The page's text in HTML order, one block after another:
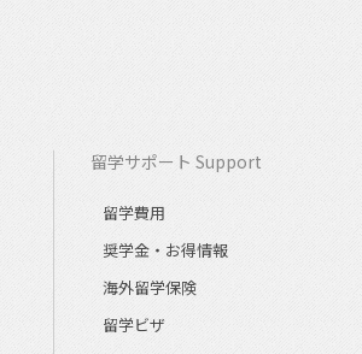
留学サポート Support
留学費用
奨学金・お得情報
海外留学保険
留学ビザ